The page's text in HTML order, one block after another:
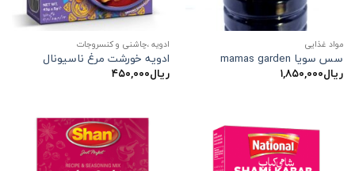
مواد غذایی
سس سویا mamas garden
ریال۱,۸۵۰,۰۰۰
ادویه ،چاشنی و کنسروجات
ادویه خورشت مرغ ناسیونال
ریال۴۵۰,۰۰۰